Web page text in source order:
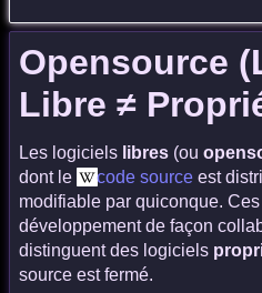
Opensource
Libre ≠
Les logiciels libres (ou
dont le
code source est
modifiable par quiconque.
développement de façon
distinguent des logiciels
source est fermé.